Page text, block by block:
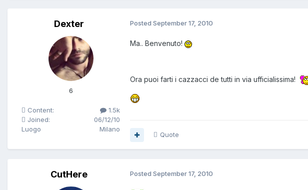
Dexter
6
Content:
1.5k
Joined:
06/12/10
Luogo
Milano
Posted September 17, 2010
Ma.. Benvenuto!
Ora puoi farti i cazzacci de tutti in via ufficialissima!
Quote
CutHere Posted September 17, 2010